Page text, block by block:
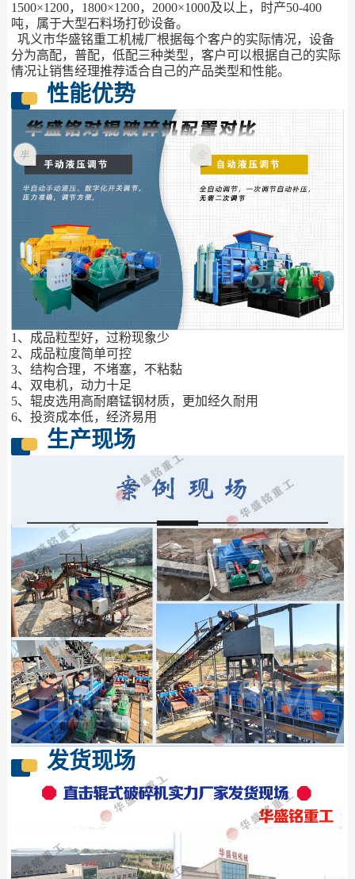
1500×1200，1800×1200，2000×1000及以上，时产50-400
吨，属于大型石料场打砂设备。
巩义市华盛铭重工机械厂根据每个客户的实际情况，设备
分为高配，普配，低配三种类型，客户可以根据自己的实际
情况让销售经理推荐适合自己的产品类型和性能。
性能优势
1、成品粒型好，过粉现象少
2、成品粒度简单可控
3、结构合理，不堵塞，不粘黏
4、双电机，动力十足
5、辊皮选用高耐磨锰钢材质，更加经久耐用
6、投资成本低，经济易用
生产现场
发货现场